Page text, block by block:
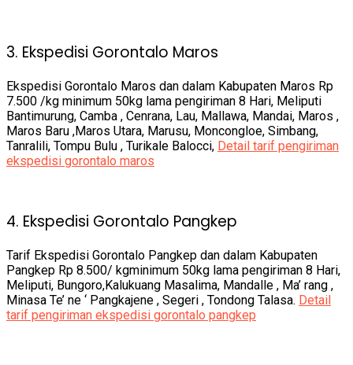
3. Ekspedisi Gorontalo Maros
Ekspedisi Gorontalo Maros dan dalam Kabupaten Maros Rp
7.500 /kg minimum 50kg lama pengiriman 8 Hari, Meliputi
Bantimurung, Camba , Cenrana, Lau, Mallawa, Mandai, Maros ,
Maros Baru ,Maros Utara, Marusu, Moncongloe, Simbang,
Tanralili, Tompu Bulu , Turikale Balocci, Detail tarif pengiriman
ekspedisi gorontalo maros
4. Ekspedisi Gorontalo Pangkep
Tarif Ekspedisi Gorontalo Pangkep dan dalam Kabupaten
Pangkep Rp 8.500/ kgminimum 50kg lama pengiriman 8 Hari,
Meliputi, Bungoro,Kalukuang Masalima, Mandalle , Ma’ rang ,
Minasa Te’ ne ‘ Pangkajene , Segeri , Tondong Talasa. Detail
tarif pengiriman ekspedisi gorontalo pangkep